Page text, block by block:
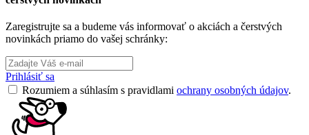
Zaregistrujte sa a budeme vás informovať o akciách a čerstvých
novinkách priamo do vašej schránky:
Prihlásiť sa
Rozumiem a súhlasím s pravidlami ochrany osobných údajov.